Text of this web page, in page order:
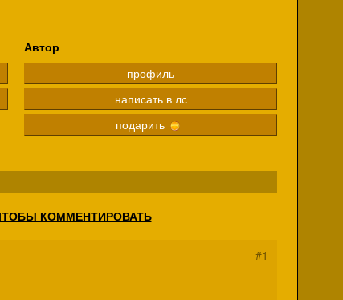
Автор
профиль
написать в лс
подарить
КОММЕНТИРОВАТЬ
#1